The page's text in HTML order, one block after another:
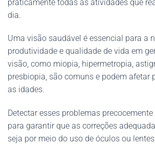
praticamente todas as atividades que
dia.
Uma visão saudável é essencial para a
produtividade e qualidade de vida em
visão, como miopia, hipermetropia,
presbiopia, são comuns e podem afetar
as idades.
Detectar esses problemas
para garantir que as correções
seja por meio do uso de óculos ou